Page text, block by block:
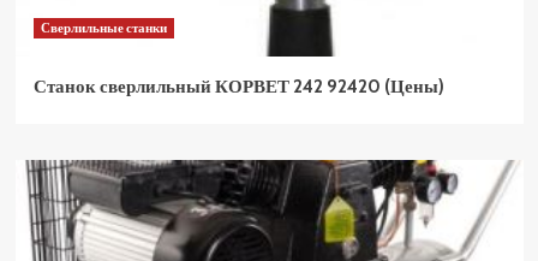
Сверлильные станки
Станок сверлильный КОРВЕТ 242 92420 (Цены)